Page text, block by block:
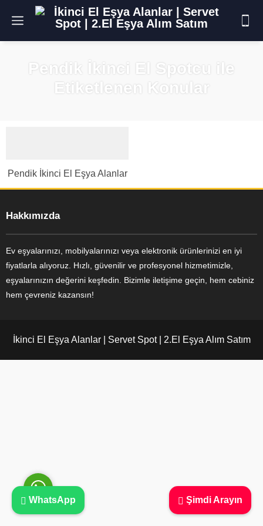
Pendik İkinci El Spotcu ile
Etiketlenen Konular
Pendik İkinci El Eşya Alanlar
Hakkımızda
Ev eşyalarınızı, mobilyalarınızı veya elektronik ürünlerinizi en iyi
fiyatlarla alıyoruz. Hızlı, güvenilir ve profesyonel hizmetimizle,
eşyalarınızın değerini keşfedin. Bizimle iletişime geçin, hem cebiniz
hem çevreniz kazansın!
İkinci El Eşya Alanlar | Servet Spot | 2.El Eşya Alım Satım
Şimdi Arayın
WhatsApp